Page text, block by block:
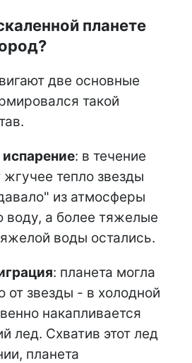
планете
две основные
такой
: в течение
тепло звезды
из атмосферы
воду, а более тяжелые
воды остались.
: планета могла
от звезды - в холодной
накапливается
лед. Схватив этот лед
планета